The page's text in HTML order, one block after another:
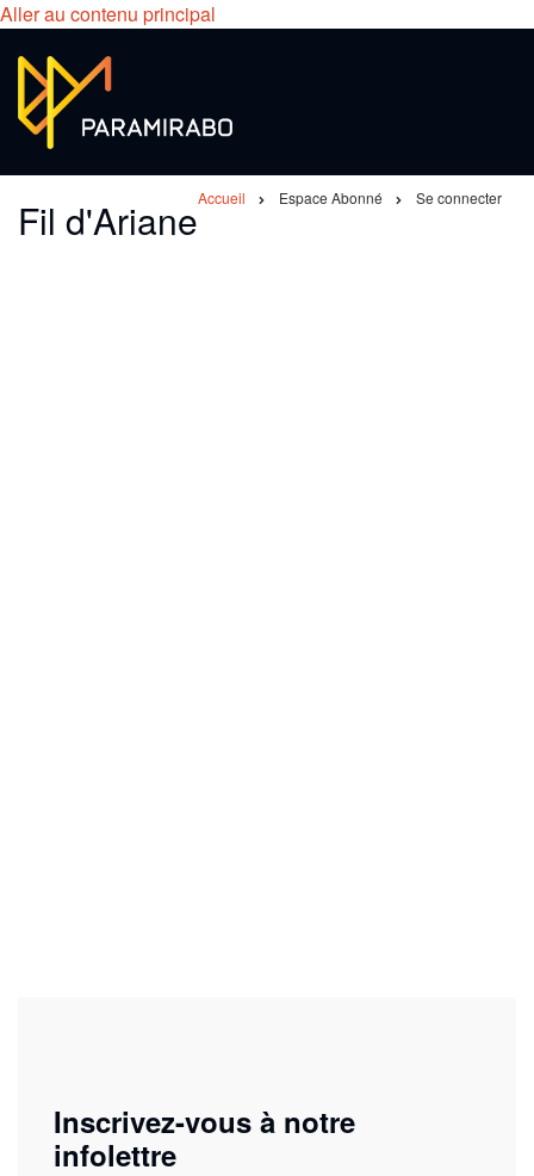
Aller au contenu principal
Fil d'ArianeAccueil Espace Abonné Se connecter
Inscrivez-vous à notre
infolettre